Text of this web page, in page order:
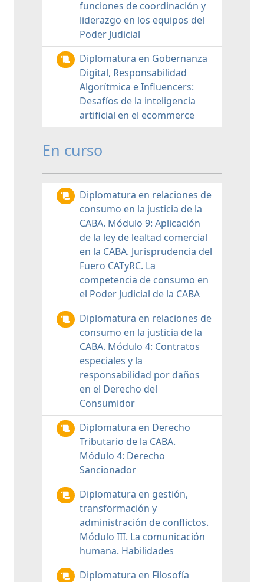
funciones de coordinación y
liderazgo en los equipos del
Poder Judicial
Diplomatura en Gobernanza
Digital, Responsabilidad
Algorítmica e Influencers:
Desafíos de la inteligencia
artificial en el ecommerce
En curso
Diplomatura en relaciones de
consumo en la justicia de la
CABA. Módulo 9: Aplicación
de la ley de lealtad comercial
en la CABA. Jurisprudencia del
Fuero CATyRC. La
competencia de consumo en
el Poder Judicial de la CABA
Diplomatura en relaciones de
consumo en la justicia de la
CABA. Módulo 4: Contratos
especiales y la
responsabilidad por daños
en el Derecho del
Consumidor
Diplomatura en Derecho
Tributario de la CABA.
Módulo 4: Derecho
Sancionador
Diplomatura en gestión,
transformación y
administración de conflictos.
Módulo III. La comunicación
humana. Habilidades
Diplomatura en Filosofía